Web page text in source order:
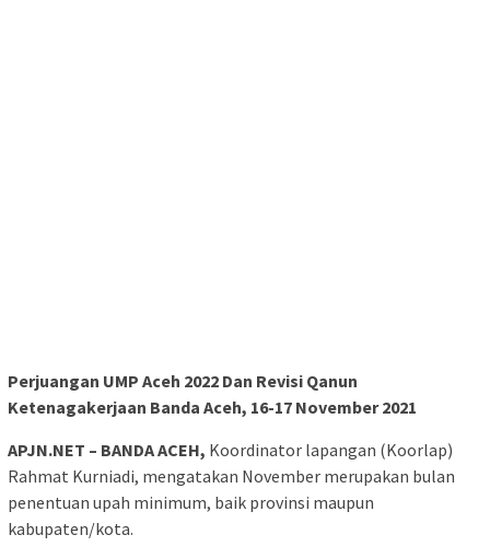
Perjuangan UMP Aceh 2022 Dan Revisi Qanun
Ketenagakerjaan Banda Aceh, 16-17 November 2021
APJN.NET – BANDA ACEH, Koordinator lapangan (Koorlap)
Rahmat Kurniadi, mengatakan November merupakan bulan
penentuan upah minimum, baik provinsi maupun
kabupaten/kota.